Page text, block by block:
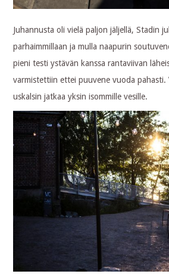
Juhannusta oli vielä paljon jäljellä, Stadin
parhaimmillaan ja mulla naapurin
pieni testi ystävän kanssa rantaviivan
varmistettiin ettei puuvene vuoda pahasti.
uskalsin jatkaa yksin isommille vesille.